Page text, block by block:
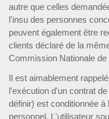
autre que celles
l'insu des personnes
peuvent également être
clients déclaré de la
Commission Nationale
Il est aimablement
l'exécution d'un contrat
définir) est conditionnée
personnel. L'utilisateur